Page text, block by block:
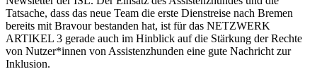
Tatsache, dass das neue Team die erste Dienstreise nach Bremen
bereits mit Bravour bestanden hat, ist für das NETZWERK
ARTIKEL 3 gerade auch im Hinblick auf die Stärkung der Rechte
von Nutzer*innen von Assistenzhunden eine gute Nachricht zur
Inklusion.